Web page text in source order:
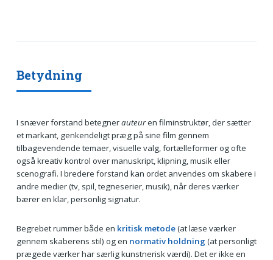
Betydning
I snæver forstand betegnerauteuren filminstruktør, der sætter
et markant, genkendeligt præg på sine film gennem
tilbagevendende temaer, visuelle valg, fortælleformer og ofte
også kreativ kontrol over manuskript, klipning, musik eller
scenografi. I bredere forstand kan ordet anvendes om skabere i
andre medier (tv, spil, tegneserier, musik), når deres værker
bærer en klar, personlig signatur.
Begrebet rummer både en kritisk metode(at læse værker
gennem skaberens stil) og en normativ holdning (at personligt
prægede værker har særlig kunstnerisk værdi). Det er ikke en